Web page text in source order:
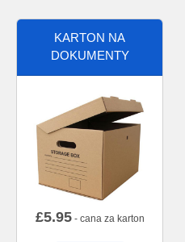
KARTON NA
DOKUMENTY
£5.95- cana za karton